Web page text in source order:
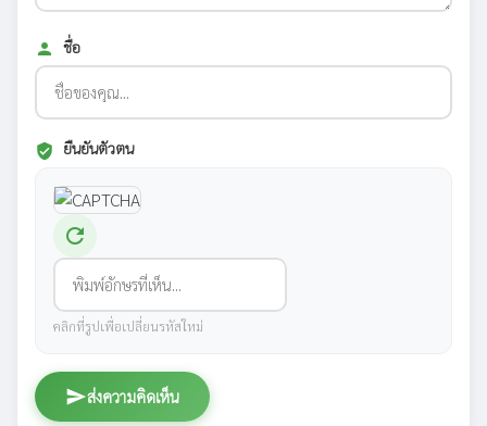
person ชื่อ
verified_user ยืนยันตัวตน
refresh
คลิกที่รูปเพื่อเปลี่ยนรหัสใหม่
sendส่งความคิดเห็น